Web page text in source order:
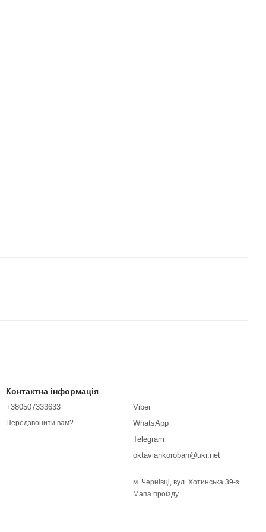
Контактна інформація
+380507333633
Передзвонити вам?
Viber
WhatsApp
Telegram
oktaviankoroban@ukr.net
м. Чернівці, вул. Хотинська 39-з
Мапа проїзду